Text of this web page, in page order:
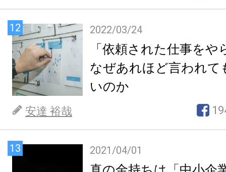
12 2022/03/24
「依頼された仕事を
なぜあれほど言われて
いのか
安達 裕哉
13 2021/04/01